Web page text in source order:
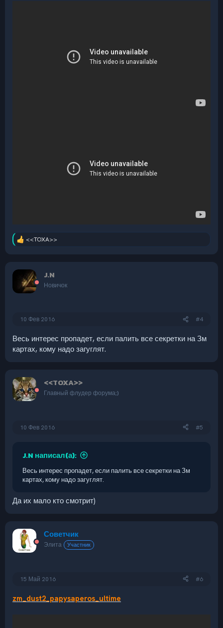
Р
и
<<TOXA>>
J.N
Новичок
10 Фев 2016 #4
Весь интерес пропадет, если палить все секретки на Зм
картах, кому надо загуглят.
<<TOXA>>
Главный флудер форума;)
10 Фев 2016 #5
J.N написал(а):
Весь интерес пропадет, если палить все секретки на Зм
картах, кому надо загуглят.
Да их мало кто смотрит)
Советчик
Элита Участник
15 Май 2016 #6
zm_dust2_papysaperos_ultime